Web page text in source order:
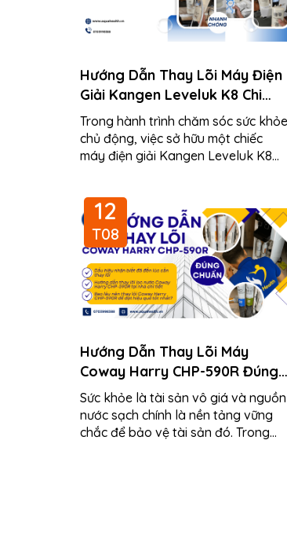
Hướng Dẫn Thay Lõi Máy Điện
Giải Kangen Leveluk K8 Chi
Tiết
Trong hành trình chăm sóc sức khỏe
chủ động, việc sở hữu một chiếc
máy điện giải Kangen Leveluk K8
12
T08
Hướng Dẫn Thay Lõi Máy
Coway Harry CHP-590R Đúng
Chuẩn
Sức khỏe là tài sản vô giá và nguồn
nước sạch chính là nền tảng vững
chắc để bảo vệ tài sản đó. Trong